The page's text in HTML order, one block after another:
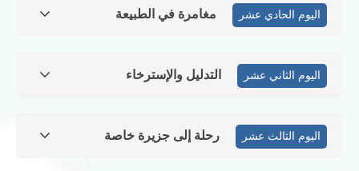
اليوم الحادي عشر مغامرة في الطبيعة
اليوم الثاني عشر التدليل والإسترخاء
اليوم الثالث عشر رحلة إلى جزيرة خاصة